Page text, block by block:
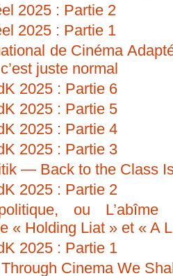
2025 : Partie 2
2025 : Partie 1
de Cinéma
juste normal
2025 : Partie 6
2025 : Partie 5
2025 : Partie 4
2025 : Partie 3
— Back to the Class
2025 : Partie 2
ou
« Holding Liat » et « A
2025 : Partie 1
Cinema We